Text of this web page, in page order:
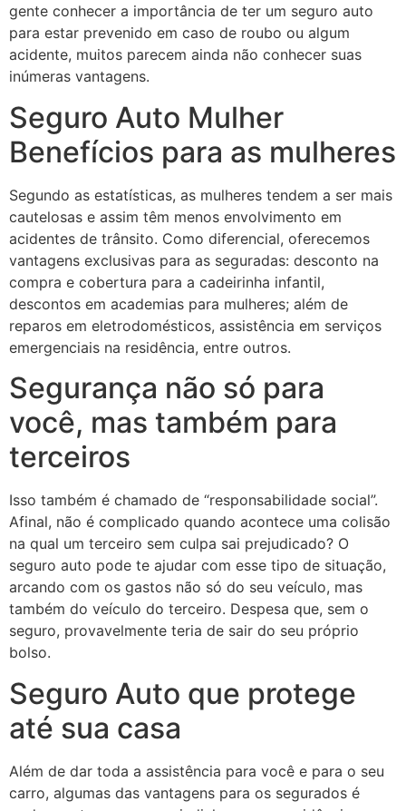
gente conhecer a importância de ter um seguro auto
para estar prevenido em caso de roubo ou algum
acidente, muitos parecem ainda não conhecer suas
inúmeras vantagens.
Seguro Auto Mulher
Benefícios para as mulheres
Segundo as estatísticas, as mulheres tendem a ser mais
cautelosas e assim têm menos envolvimento em
acidentes de trânsito. Como diferencial, oferecemos
vantagens exclusivas para as seguradas: desconto na
compra e cobertura para a cadeirinha infantil,
descontos em academias para mulheres; além de
reparos em eletrodomésticos, assistência em serviços
emergenciais na residência, entre outros.
Segurança não só para
você, mas também para
terceiros
Isso também é chamado de “responsabilidade social”.
Afinal, não é complicado quando acontece uma colisão
na qual um terceiro sem culpa sai prejudicado? O
seguro auto pode te ajudar com esse tipo de situação,
arcando com os gastos não só do seu veículo, mas
também do veículo do terceiro. Despesa que, sem o
seguro, provavelmente teria de sair do seu próprio
bolso.
Seguro Auto que protege
até sua casa
Além de dar toda a assistência para você e para o seu
carro, algumas das vantagens para os segurados é